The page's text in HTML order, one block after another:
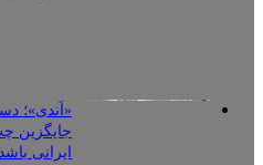
«اَندی»؛
جایگزین
ایرانی باشد